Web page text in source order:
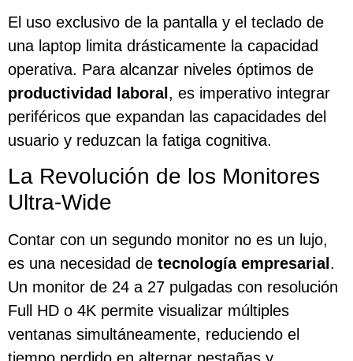
El uso exclusivo de la pantalla y el teclado de
una laptop limita drásticamente la capacidad
operativa. Para alcanzar niveles óptimos de
productividad laboral, es imperativo integrar
periféricos que expandan las capacidades del
usuario y reduzcan la fatiga cognitiva.
La Revolución de los Monitores
Ultra-Wide
Contar con un segundo monitor no es un lujo,
es una necesidad de tecnología empresarial .
Un monitor de 24 a 27 pulgadas con resolución
Full HD o 4K permite visualizar múltiples
ventanas simultáneamente, reduciendo el